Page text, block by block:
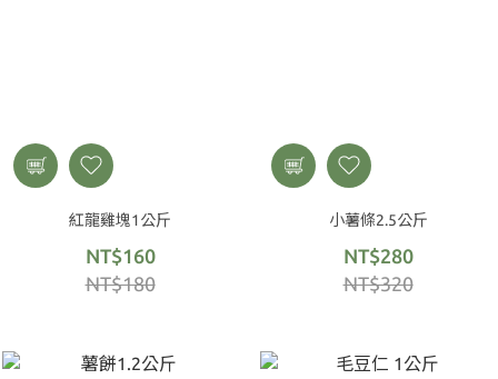
紅龍雞塊1公斤
NT$160
NT$180
小薯條2.5公斤
NT$280
NT$320